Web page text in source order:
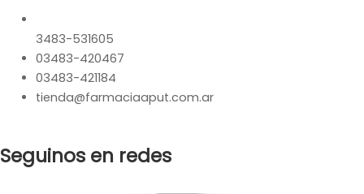
3483-531605
03483-420467
03483-421184
tienda@farmaciaaput.com.ar
Seguinos en redes